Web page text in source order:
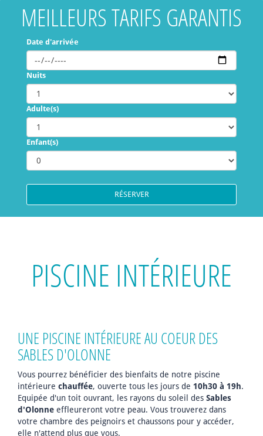
MEILLEURS TARIFS GARANTIS
Date d'arrivée
Nuits
Adulte(s)
Enfant(s)
PISCINE INTÉRIEURE
UNE PISCINE INTÉRIEURE AU COEUR DES
SABLES D'OLONNE
Vous pourrez bénéficier des bienfaits de notre piscine
intérieure chauffée, ouverte tous les jours de 10h30 à 19h.
Equipée d'un toit ouvrant, les rayons du soleil des Sables
d'Olonne effleureront votre peau. Vous trouverez dans
votre chambre des peignoirs et chaussons pour y accéder,
elle n'attend plus que vous.